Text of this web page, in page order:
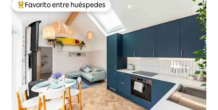
Favorito entre huéspedes preferido
Favorito entre huéspedes